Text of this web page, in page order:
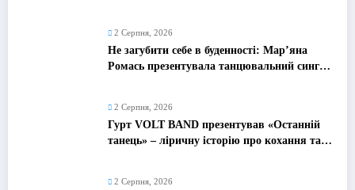
2 Серпня, 2026
Не загубити себе в буденності: Мар’яна
Ромась презентувала танцювальний сингл
2 Серпня, 2026
Гурт VOLT BAND презентував «Останній
танець» – ліричну історію про кохання та
2 Серпня, 2026